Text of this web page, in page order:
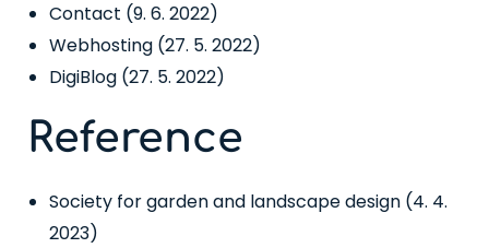
Contact (9. 6. 2022)
Webhosting (27. 5. 2022)
DigiBlog (27. 5. 2022)
Reference
Society for garden and landscape design (4. 4.
2023)